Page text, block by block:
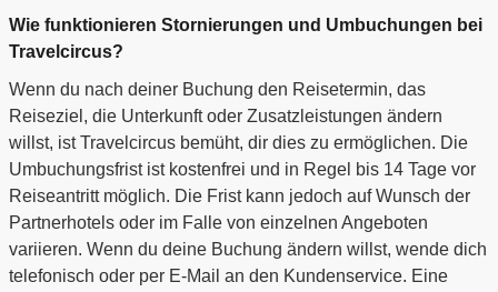
Wie funktionieren Stornierungen und Umbuchungen bei
Travelcircus?
Wenn du nach deiner Buchung den Reisetermin, das
Reiseziel, die Unterkunft oder Zusatzleistungen ändern
willst, ist Travelcircus bemüht, dir dies zu ermöglichen. Die
Umbuchungsfrist ist kostenfrei und in Regel bis 14 Tage vor
Reiseantritt möglich. Die Frist kann jedoch auf Wunsch der
Partnerhotels oder im Falle von einzelnen Angeboten
variieren. Wenn du deine Buchung ändern willst, wende dich
telefonisch oder per E-Mail an den Kundenservice. Eine